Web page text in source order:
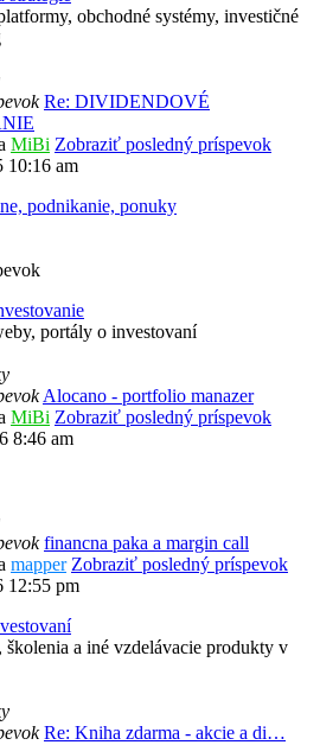
obchodné systémy, investičné
Re: DIVIDENDOVÉ
MiBi Zobraziť posledný príspevok
10:16 am
podnikanie, ponuky
portály o investovaní
Alocano - portfolio manazer
MiBi Zobraziť posledný príspevok
8:46 am
financna paka a margin call
mapper Zobraziť posledný príspevok
12:55 pm
a iné vzdelávacie produkty v
Re: Kniha zdarma - akcie a di…